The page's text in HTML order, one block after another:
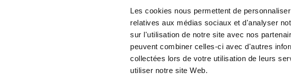
Les cookies nous permettent de
relatives aux médias sociaux et d'analyser
sur l'utilisation de notre site avec nos
peuvent combiner celles-ci avec d'autres
collectées lors de votre utilisation de leurs
utiliser notre site Web.